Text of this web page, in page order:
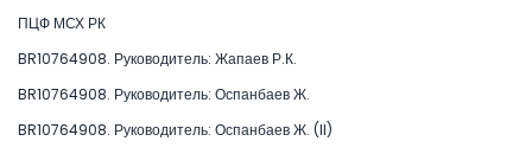
ПЦФ МСХ РК
BR10764908. Руководитель: Жапаев Р.К.
BR10764908. Руководитель: Оспанбаев Ж.
BR10764908. Руководитель: Оспанбаев Ж. (II)